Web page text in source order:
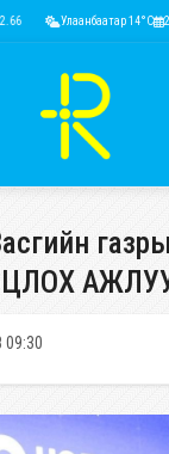
RUB 43.77 EUR
Улаанбаатар 14°C
09:30